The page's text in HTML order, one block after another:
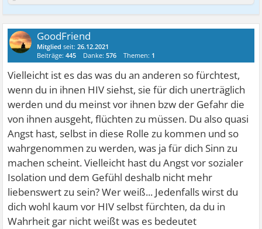
GoodFriend
Mitglied seit:26.12.2021
Beiträge:445 Danke:576 Themen: 1
Vielleicht ist es das was du an anderen so fürchtest,
wenn du in ihnen HIV siehst, sie für dich unerträglich
werden und du meinst vor ihnen bzw der Gefahr die
von ihnen ausgeht, flüchten zu müssen. Du also quasi
Angst hast, selbst in diese Rolle zu kommen und so
wahrgenommen zu werden, was ja für dich Sinn zu
machen scheint. Vielleicht hast du Angst vor sozialer
Isolation und dem Gefühl deshalb nicht mehr
liebenswert zu sein? Wer weiß... Jedenfalls wirst du
dich wohl kaum vor HIV selbst fürchten, da du in
Wahrheit gar nicht weißt was es bedeutet